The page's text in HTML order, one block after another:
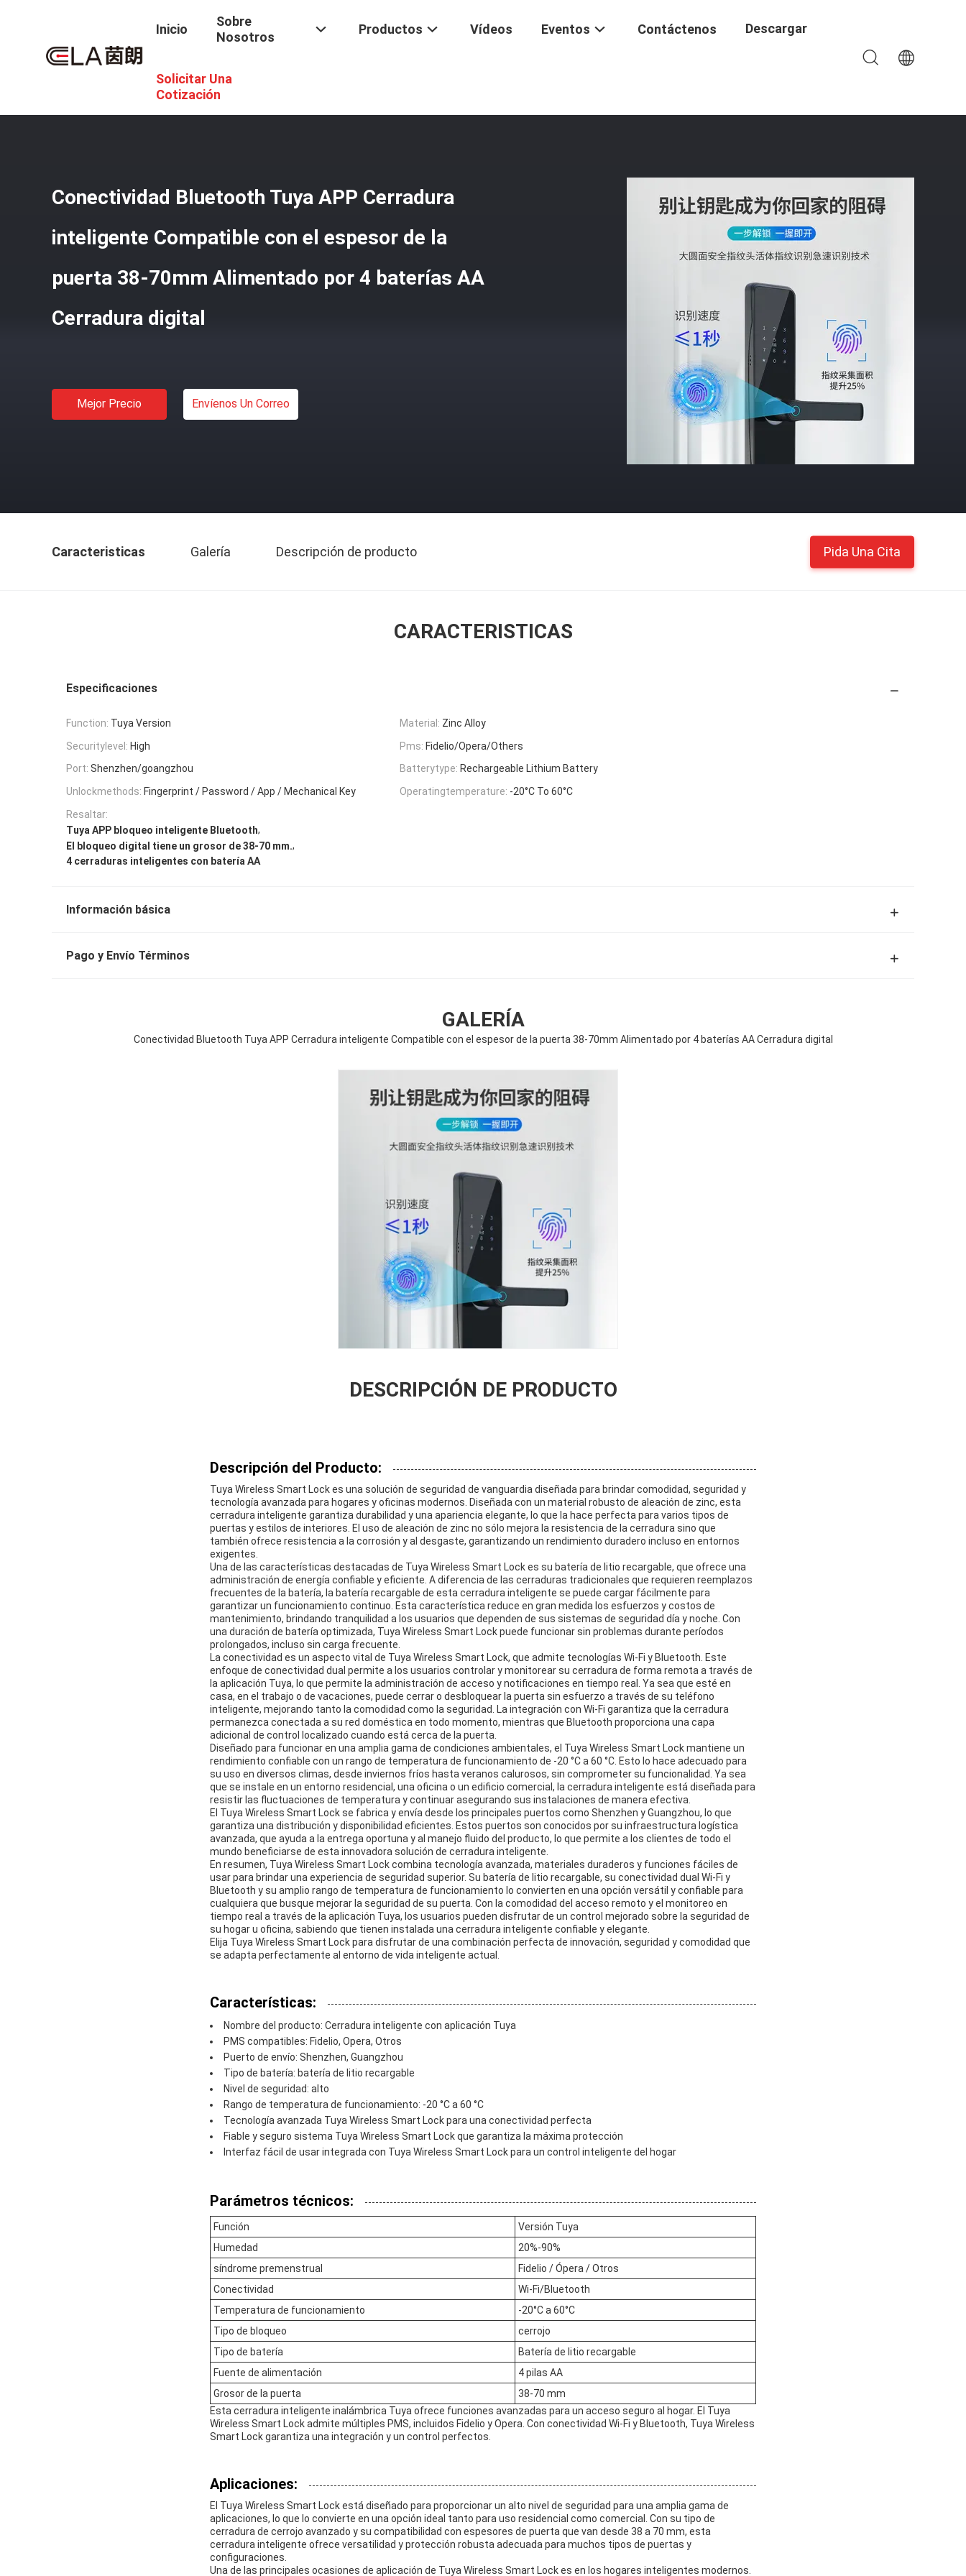
Inicio
Sobre
Nosotros
Productos Vídeos Eventos Contáctenos Descargar
Solicitar Una
Cotización
El Bloqueo Inteligente De Tuya APP
Baterías AA Cerradura Digital
Conectividad Bluetooth Tuya APP Cerradura
inteligente Compatible con el espesor de la
puerta 38-70mm Alimentado por 4 baterías AA
Cerradura digital
Mejor Precio Envíenos Un Correo
Caracteristicas Galería Descripción de producto Pida Una Cita
CARACTERISTICAS
Especificaciones
Function: Tuya Version Material: Zinc Alloy
Securitylevel: High Pms: Fidelio/Opera/Others
Port: Shenzhen/goangzhou Batterytype: Rechargeable Lithium Battery
Unlockmethods: Fingerprint / Password / App / Mechanical Key Operatingtemperature: -20°C To 60°C
Resaltar:
Tuya APP bloqueo inteligente Bluetooth,
El bloqueo digital tiene un grosor de 38-70 mm.,
4 cerraduras inteligentes con batería AA
Información básica
Pago y Envío Términos
GALERÍA
Conectividad Bluetooth Tuya APP Cerradura inteligente Compatible con el espesor de la puerta 38-70mm Alimentado por 4 baterías AA Cerradura digital
DESCRIPCIÓN DE PRODUCTO
Descripción del Producto:
Tuya Wireless Smart Lock es una solución de seguridad de vanguardia diseñada para brindar comodidad, seguridad y
tecnología avanzada para hogares y oficinas modernos. Diseñada con un material robusto de aleación de zinc, esta
cerradura inteligente garantiza durabilidad y una apariencia elegante, lo que la hace perfecta para varios tipos de
puertas y estilos de interiores. El uso de aleación de zinc no sólo mejora la resistencia de la cerradura sino que
también ofrece resistencia a la corrosión y al desgaste, garantizando un rendimiento duradero incluso en entornos
exigentes.
Una de las características destacadas de Tuya Wireless Smart Lock es su batería de litio recargable, que ofrece una
administración de energía confiable y eficiente. A diferencia de las cerraduras tradicionales que requieren reemplazos
frecuentes de la batería, la batería recargable de esta cerradura inteligente se puede cargar fácilmente para
garantizar un funcionamiento continuo. Esta característica reduce en gran medida los esfuerzos y costos de
mantenimiento, brindando tranquilidad a los usuarios que dependen de sus sistemas de seguridad día y noche. Con
una duración de batería optimizada, Tuya Wireless Smart Lock puede funcionar sin problemas durante períodos
prolongados, incluso sin carga frecuente.
La conectividad es un aspecto vital de Tuya Wireless Smart Lock, que admite tecnologías Wi-Fi y Bluetooth. Este
enfoque de conectividad dual permite a los usuarios controlar y monitorear su cerradura de forma remota a través de
la aplicación Tuya, lo que permite la administración de acceso y notificaciones en tiempo real. Ya sea que esté en
casa, en el trabajo o de vacaciones, puede cerrar o desbloquear la puerta sin esfuerzo a través de su teléfono
inteligente, mejorando tanto la comodidad como la seguridad. La integración con Wi-Fi garantiza que la cerradura
permanezca conectada a su red doméstica en todo momento, mientras que Bluetooth proporciona una capa
adicional de control localizado cuando está cerca de la puerta.
Diseñado para funcionar en una amplia gama de condiciones ambientales, el Tuya Wireless Smart Lock mantiene un
rendimiento confiable con un rango de temperatura de funcionamiento de -20 °C a 60 °C. Esto lo hace adecuado para
su uso en diversos climas, desde inviernos fríos hasta veranos calurosos, sin comprometer su funcionalidad. Ya sea
que se instale en un entorno residencial, una oficina o un edificio comercial, la cerradura inteligente está diseñada para
resistir las fluctuaciones de temperatura y continuar asegurando sus instalaciones de manera efectiva.
El Tuya Wireless Smart Lock se fabrica y envía desde los principales puertos como Shenzhen y Guangzhou, lo que
garantiza una distribución y disponibilidad eficientes. Estos puertos son conocidos por su infraestructura logística
avanzada, que ayuda a la entrega oportuna y al manejo fluido del producto, lo que permite a los clientes de todo el
mundo beneficiarse de esta innovadora solución de cerradura inteligente.
En resumen, Tuya Wireless Smart Lock combina tecnología avanzada, materiales duraderos y funciones fáciles de
usar para brindar una experiencia de seguridad superior. Su batería de litio recargable, su conectividad dual Wi-Fi y
Bluetooth y su amplio rango de temperatura de funcionamiento lo convierten en una opción versátil y confiable para
cualquiera que busque mejorar la seguridad de su puerta. Con la comodidad del acceso remoto y el monitoreo en
tiempo real a través de la aplicación Tuya, los usuarios pueden disfrutar de un control mejorado sobre la seguridad de
su hogar u oficina, sabiendo que tienen instalada una cerradura inteligente confiable y elegante.
Elija Tuya Wireless Smart Lock para disfrutar de una combinación perfecta de innovación, seguridad y comodidad que
se adapta perfectamente al entorno de vida inteligente actual.
Características:
Nombre del producto: Cerradura inteligente con aplicación Tuya
PMS compatibles: Fidelio, Opera, Otros
Puerto de envío: Shenzhen, Guangzhou
Tipo de batería: batería de litio recargable
Nivel de seguridad: alto
Rango de temperatura de funcionamiento: -20 °C a 60 °C
Tecnología avanzada Tuya Wireless Smart Lock para una conectividad perfecta
Fiable y seguro sistema Tuya Wireless Smart Lock que garantiza la máxima protección
Interfaz fácil de usar integrada con Tuya Wireless Smart Lock para un control inteligente del hogar
Parámetros técnicos:
Función
Versión Tuya
Humedad
20%-90%
síndrome premenstrual
Fidelio / Ópera / Otros
Conectividad
Wi-Fi/Bluetooth
Temperatura de funcionamiento
-20°C a 60°C
Tipo de bloqueo
cerrojo
Tipo de batería
Batería de litio recargable
Fuente de alimentación
4 pilas AA
Grosor de la puerta
38-70 mm
Esta cerradura inteligente inalámbrica Tuya ofrece funciones avanzadas para un acceso seguro al hogar. El Tuya
Wireless Smart Lock admite múltiples PMS, incluidos Fidelio y Opera. Con conectividad Wi-Fi y Bluetooth, Tuya Wireless
Smart Lock garantiza una integración y un control perfectos.
Aplicaciones:
El Tuya Wireless Smart Lock está diseñado para proporcionar un alto nivel de seguridad para una amplia gama de
aplicaciones, lo que lo convierte en una opción ideal tanto para uso residencial como comercial. Con su tipo de
cerradura de cerrojo avanzado y su compatibilidad con espesores de puerta que van desde 38 a 70 mm, esta
cerradura inteligente ofrece versatilidad y protección robusta adecuada para muchos tipos de puertas y
configuraciones.
Una de las principales ocasiones de aplicación de Tuya Wireless Smart Lock es en los hogares inteligentes modernos.